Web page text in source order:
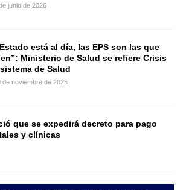
junio de 2026
está al día, las EPS son las que
Ministerio de Salud se refiere Crisis
de Salud
de noviembre de 2025
que se expedirá decreto para pago
y clínicas